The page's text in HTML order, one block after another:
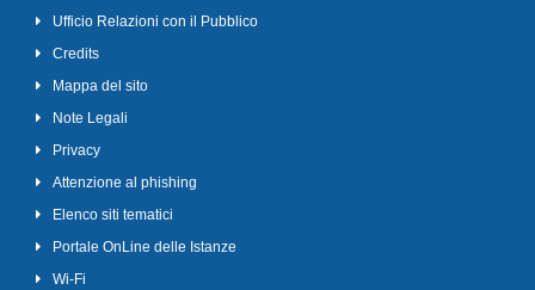
Ufficio Relazioni con il Pubblico
Credits
Mappa del sito
Note Legali
Privacy
Attenzione al phishing
Elenco siti tematici
Portale OnLine delle Istanze
Wi-Fi